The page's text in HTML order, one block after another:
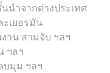
นนำจากต่างประเทศ
เยอรมัน
าน สามจับ ฯลฯ
ฯลฯ
บมุม ฯลฯ